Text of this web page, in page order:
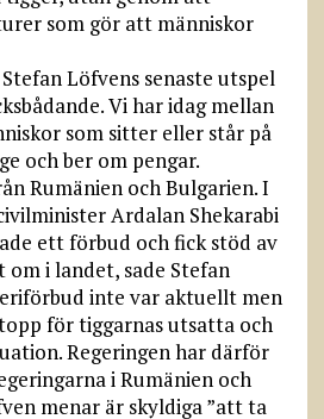
som gör att människor
Löfvens senaste utspel
Vi har idag mellan
som sitter eller står på
och ber om pengar.
Rumänien och Bulgarien. I
Ardalan Shekarabi
ett förbud och fick stöd av
i landet, sade Stefan
inte var aktuellt men
för tiggarnas utsatta och
Regeringen har därför
i Rumänien och
menar är skyldiga ”att ta